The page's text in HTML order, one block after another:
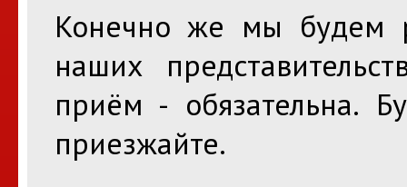
Конечно же мы будем
наших
приём - обязательна.
приезжайте.